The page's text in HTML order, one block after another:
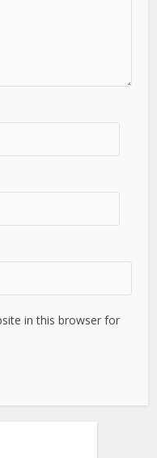
in this browser for